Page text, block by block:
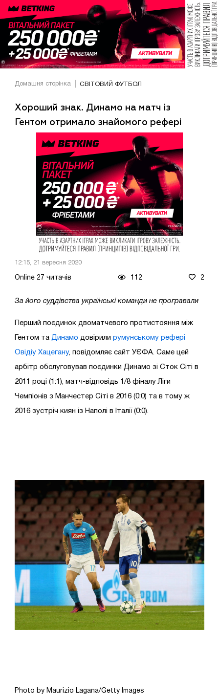
Домашня сторінка СВІТОВИЙ ФУТБОЛ
Хороший знак. Динамо на матч із
Гентом отримало знайомого рефері
12:15, 21 вересня 2020
Online 27 читачів 112 2
За його суддівства українські команди не програвали
Перший поєдинок двоматчевого протистояння між
Гентом та Динамо довірили румунському рефері
Овідіу Хацегану, повідомляє сайт УЄФА. Саме цей
арбітр обслуговував поєдинки Динамо зі Сток Сіті в
2011 році (1:1), матч-відповідь 1/8 фіналу Ліги
Чемпіонів з Манчестер Сіті в 2016 (0:0) та в тому ж
2016 зустріч киян із Наполі в Італії (0:0).
Photo by Maurizio Lagana/Getty Images